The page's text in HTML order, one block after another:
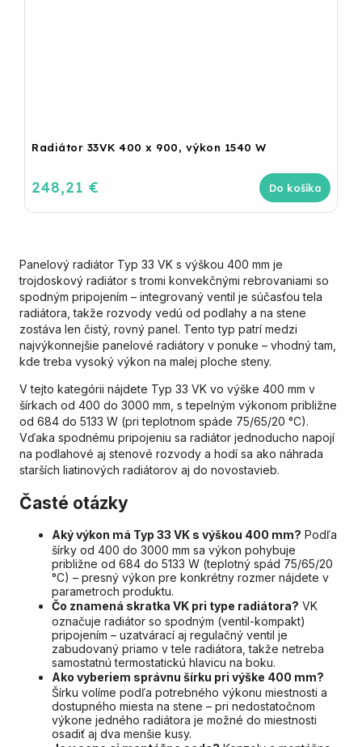
Radiátor 33VK 400 x 900, výkon 1540 W
248,21 € Do košíka
Panelový radiátor Typ 33 VK s výškou 400 mm je
trojdoskový radiátor s tromi konvekčnými rebrovaniami so
spodným pripojením – integrovaný ventil je súčasťou tela
radiátora, takže rozvody vedú od podlahy a na stene
zostáva len čistý, rovný panel. Tento typ patrí medzi
najvýkonnejšie panelové radiátory v ponuke – vhodný tam,
kde treba vysoký výkon na malej ploche steny.
V tejto kategórii nájdete Typ 33 VK vo výške 400 mm v
šírkach od 400 do 3000 mm, s tepelným výkonom približne
od 684 do 5133 W (pri teplotnom spáde 75/65/20 °C).
Vďaka spodnému pripojeniu sa radiátor jednoducho napojí
na podlahové aj stenové rozvody a hodí sa ako náhrada
starších liatinových radiátorov aj do novostavieb.
Časté otázky
Aký výkon má Typ 33 VK s výškou 400 mm? Podľa
šírky od 400 do 3000 mm sa výkon pohybuje
približne od 684 do 5133 W (teplotný spád 75/65/20
°C) – presný výkon pre konkrétny rozmer nájdete v
parametroch produktu.
Čo znamená skratka VK pri type radiátora? VK
označuje radiátor so spodným (ventil-kompakt)
pripojením – uzatvárací aj regulačný ventil je
zabudovaný priamo v tele radiátora, takže netreba
samostatnú termostatickú hlavicu na boku.
Ako vyberiem správnu šírku pri výške 400 mm?
Šírku volíme podľa potrebného výkonu miestnosti a
dostupného miesta na stene – pri nedostatočnom
výkone jedného radiátora je možné do miestnosti
osadiť aj dva menšie kusy.